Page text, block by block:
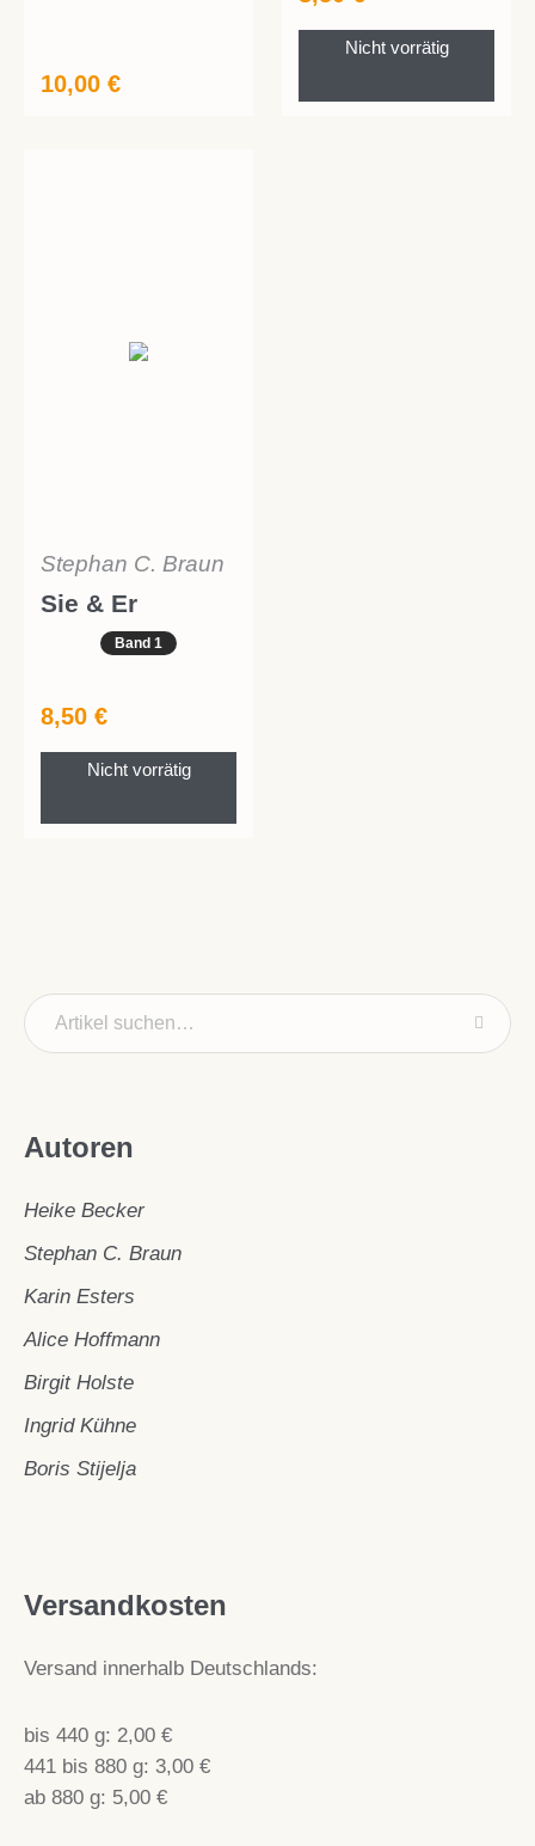
10,00 €
Nicht vorrätig
Stephan C. Braun
Sie & Er
Band 1
8,50 €
Nicht vorrätig
Autoren
Heike Becker
Stephan C. Braun
Karin Esters
Alice Hoffmann
Birgit Holste
Ingrid Kühne
Boris Stijelja
Versandkosten
Versand innerhalb Deutschlands:
bis 440 g: 2,00 €
441 bis 880 g: 3,00 €
ab 880 g: 5,00 €